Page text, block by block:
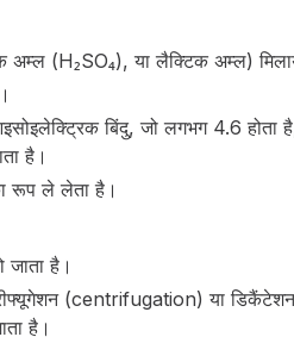
(H₂SO₄), या लैक्टिक अम्ल)
बिंदु, जो लगभग 4.6 होता
है।
रूप ले लेता है।
है।
(centrifugation) या
है।